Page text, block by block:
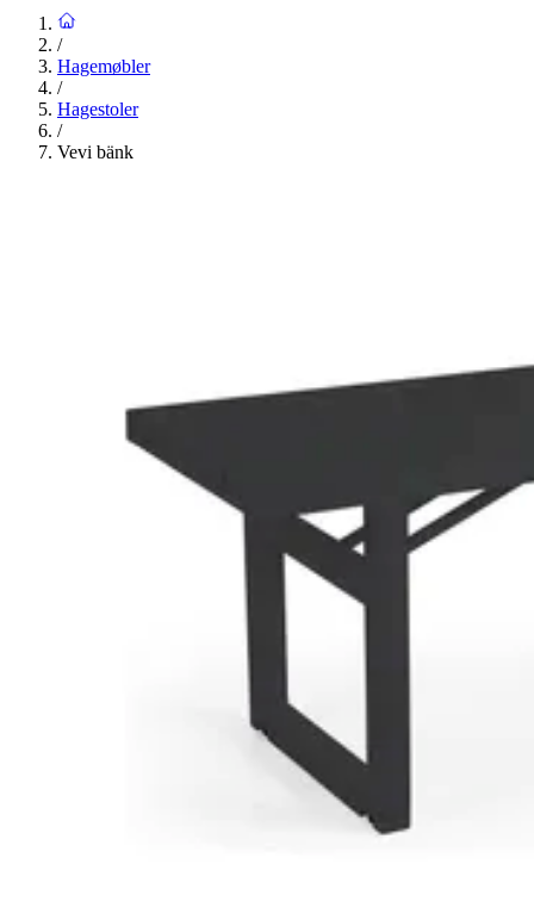
/
Hagemøbler
/
Hagestoler
/
Vevi bänk